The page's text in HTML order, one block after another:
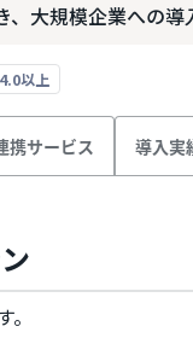
大規模企業への導
以上
携サービス 導入実